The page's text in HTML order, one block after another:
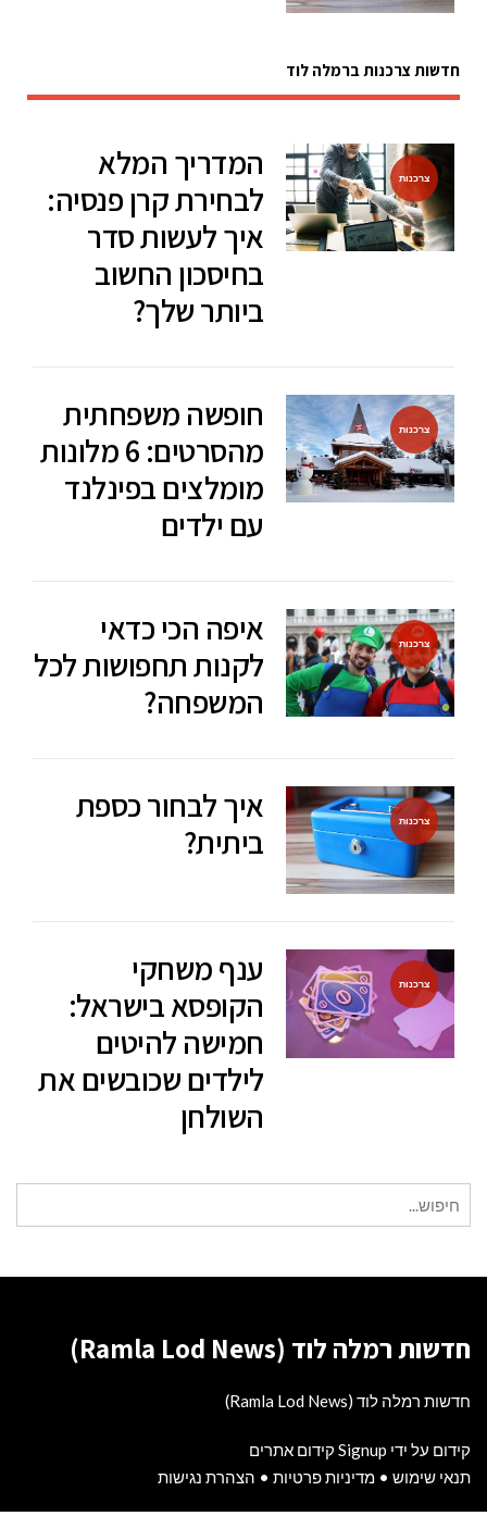
חדשות צרכנות ברמלה לוד
צרכנות
המדריך המלא
לבחירת קרן פנסיה:
איך לעשות סדר
בחיסכון החשוב
ביותר שלך?
צרכנות
חופשה משפחתית
מהסרטים: 6 מלונות
מומלצים בפינלנד
עם ילדים
צרכנות
איפה הכי כדאי
לקנות תחפושות לכל
המשפחה?
צרכנות
איך לבחור כספת
ביתית?
צרכנות
ענף משחקי
הקופסא בישראל:
חמישה להיטים
לילדים שכובשים את
השולחן
עבור:
חדשות רמלה לוד (Ramla Lod News)
חדשות רמלה לוד (Ramla Lod News)
קידום על ידי Signup קידום אתרים
תנאי שימוש • מדיניות פרטיות • הצהרת נגישות